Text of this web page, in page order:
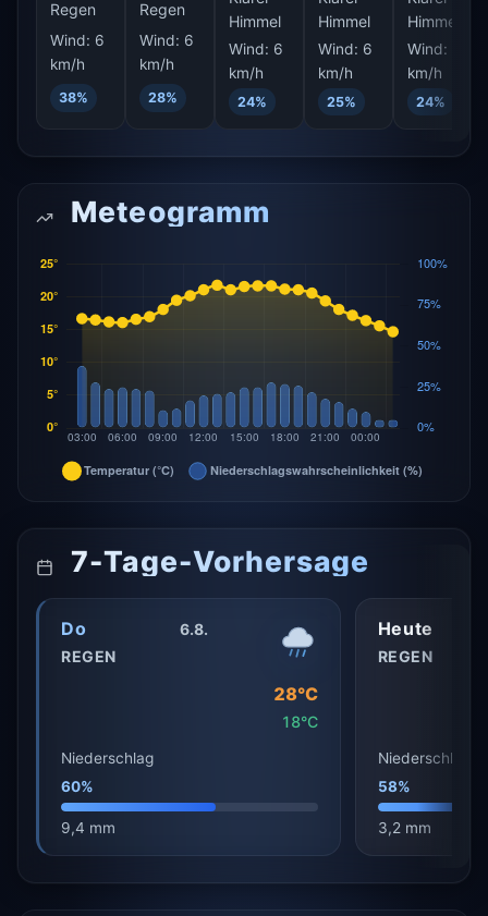
Regen
Wind: 6
km/h
38%
Regen
Wind: 6
km/h
28%
Himmel
Wind: 6
km/h
24%
Himmel
Wind: 6
km/h
25%
Himmel
Wind:
km/h
24%
Meteogramm
7-Tage-Vorhersage
Do
6.8.
REGEN
28°C
18°C
Niederschlag
60%
9,4 mm
Heute
REGEN
Niederschlag
58%
3,2 mm